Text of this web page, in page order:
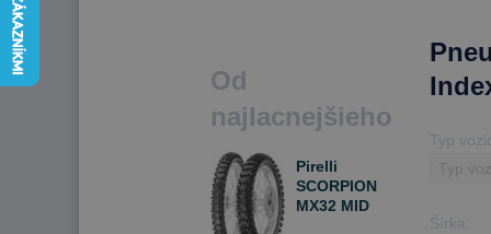
Od
najlacnejšieho
Pirelli
SCORPION
MX32 MID
Typ
Šírka: